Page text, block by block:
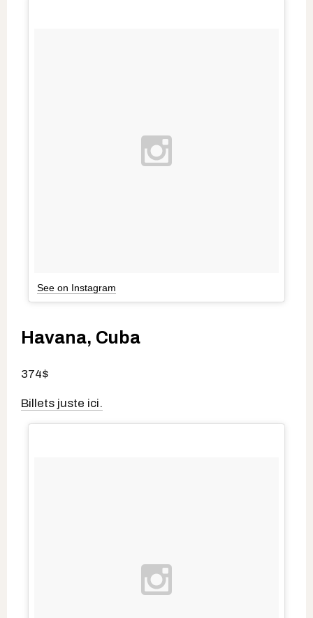
See on Instagram
Havana, Cuba
374$
Billets juste ici.